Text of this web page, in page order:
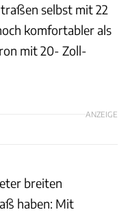
selbst mit 22
komfortabler als
mit 20- Zoll-
ANZEIGE
breiten
haben: Mit